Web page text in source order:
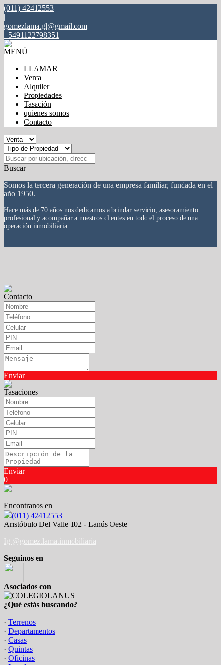
(011) 42412553
|
gomezlama.gl@gmail.com
+5491122798351
MENÚ
LLAMAR
Venta
Alquiler
Propiedades
Tasación
quienes somos
Contacto
Buscar
Somos la tercera generación de una empresa familiar, fundada en el
año 1950.
Hace más de 70 años nos dedicamos a brindar servicio, asesoramiento
profesional y acompañar a nuestros clientes en todo el proceso de una
operación inmobiliaria.
Contacto
Enviar
Tasaciones
Enviar
0
Encontranos en
(011) 42412553
Aristóbulo Del Valle 102 - Lanús Oeste
Ig @gomez.lama.inmobiliaria
Seguinos en
Asociados con
¿Qué estás buscando?
· Terrenos
· Departamentos
· Casas
· Quintas
· Oficinas